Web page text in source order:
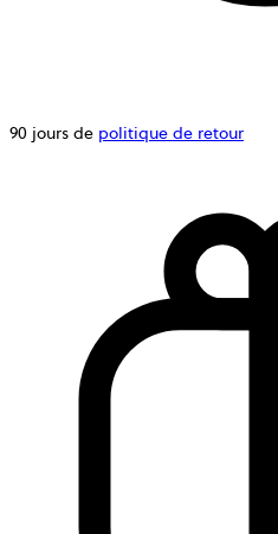
90 jours de politique de retour